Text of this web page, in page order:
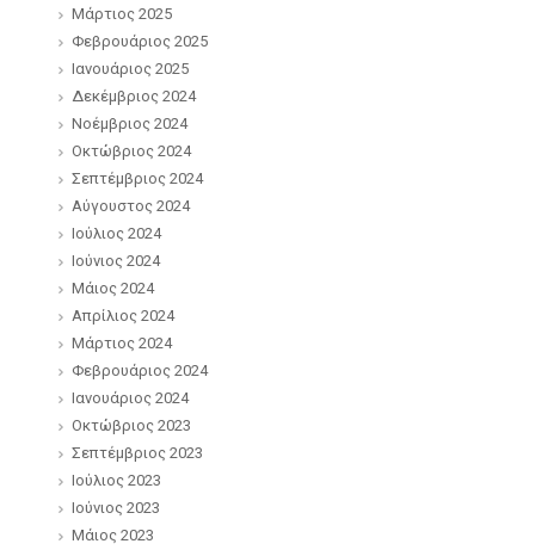
Μάρτιος 2025
Φεβρουάριος 2025
Ιανουάριος 2025
Δεκέμβριος 2024
Νοέμβριος 2024
Οκτώβριος 2024
Σεπτέμβριος 2024
Αύγουστος 2024
Ιούλιος 2024
Ιούνιος 2024
Μάιος 2024
Απρίλιος 2024
Μάρτιος 2024
Φεβρουάριος 2024
Ιανουάριος 2024
Οκτώβριος 2023
Σεπτέμβριος 2023
Ιούλιος 2023
Ιούνιος 2023
Μάιος 2023